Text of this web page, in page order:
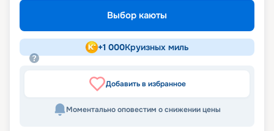
Выбор каюты
+1 000Круизных миль
Добавить в избранное
Моментально оповестим о снижении цены